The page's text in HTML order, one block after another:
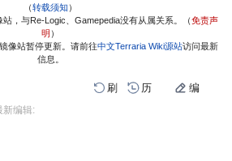
（转载须知 ）
站，与Re-Logic、Gamepedia没有从属关系。（免责声
明 ）
像站暂停更新。请前往中文Terraria Wiki源站访问最新
信息。
刷 历 编
新编辑: